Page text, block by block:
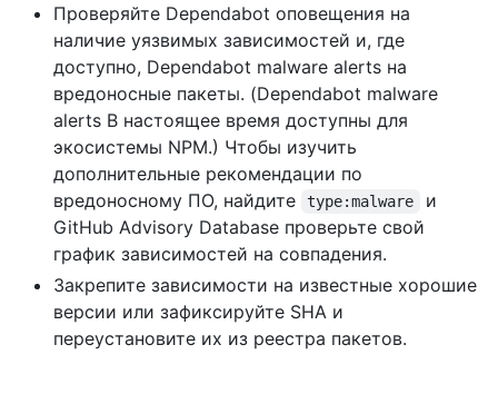
Проверяйте Dependabot оповещения на
наличие уязвимых зависимостей и, где
доступно, Dependabot malware alerts на
вредоносные пакеты. (Dependabot malware
alerts В настоящее время доступны для
экосистемы NPM.) Чтобы изучить
дополнительные рекомендации по
вредоносному ПО, найдите
type:malware
и
GitHub Advisory Database проверьте свой
график зависимостей на совпадения.
Закрепите зависимости на известные хорошие
версии или зафиксируйте SHA и
переустановите их из реестра пакетов.